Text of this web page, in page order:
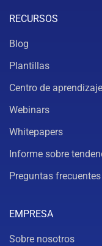
RECURSOS
Blog
Plantillas
Centro de aprendizaje
Webinars
Whitepapers
Informe sobre
Preguntas
EMPRESA
Sobre nosotros